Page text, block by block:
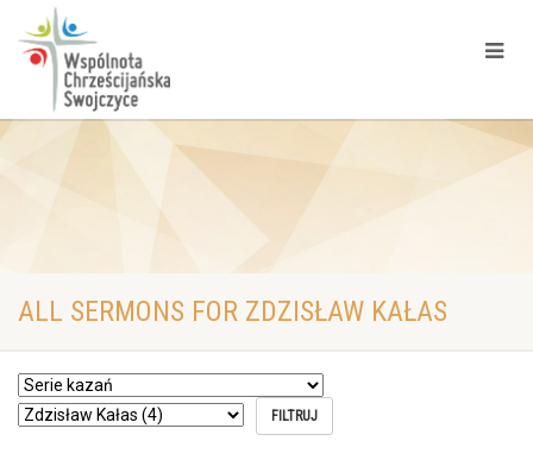
ALL SERMONS FOR ZDZISŁAW KAŁAS